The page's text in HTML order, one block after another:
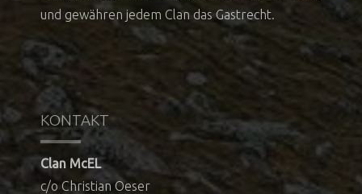
und gewähren jedem Clan das Gastrecht.
KONTAKT
Clan McEL
c/o Christian Oeser